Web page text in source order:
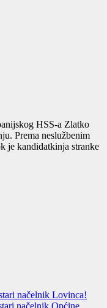
HSS-a Zlatko
Prema neslužbenim
je kandidatkinja stranke
načelnik Lovinca!